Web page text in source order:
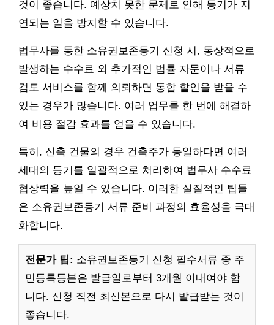
것이 좋습니다. 예상치 못한 문제로 인해 등기가 지
연되는 일을 방지할 수 있습니다.
법무사를 통한 소유권보존등기 신청 시, 통상적으로
발생하는 수수료 외 추가적인 법률 자문이나 서류
검토 서비스를 함께 의뢰하면 통합 할인을 받을 수
있는 경우가 많습니다. 여러 업무를 한 번에 해결하
여 비용 절감 효과를 얻을 수 있습니다.
특히, 신축 건물의 경우 건축주가 동일하다면 여러
세대의 등기를 일괄적으로 처리하여 법무사 수수료
협상력을 높일 수 있습니다. 이러한 실질적인 팁들
은 소유권보존등기 서류 준비 과정의 효율성을 극대
화합니다.
전문가 팁: 소유권보존등기 신청 필수서류 중 주
민등록등본은 발급일로부터 3개월 이내여야 합
니다. 신청 직전 최신본으로 다시 발급받는 것이
좋습니다.